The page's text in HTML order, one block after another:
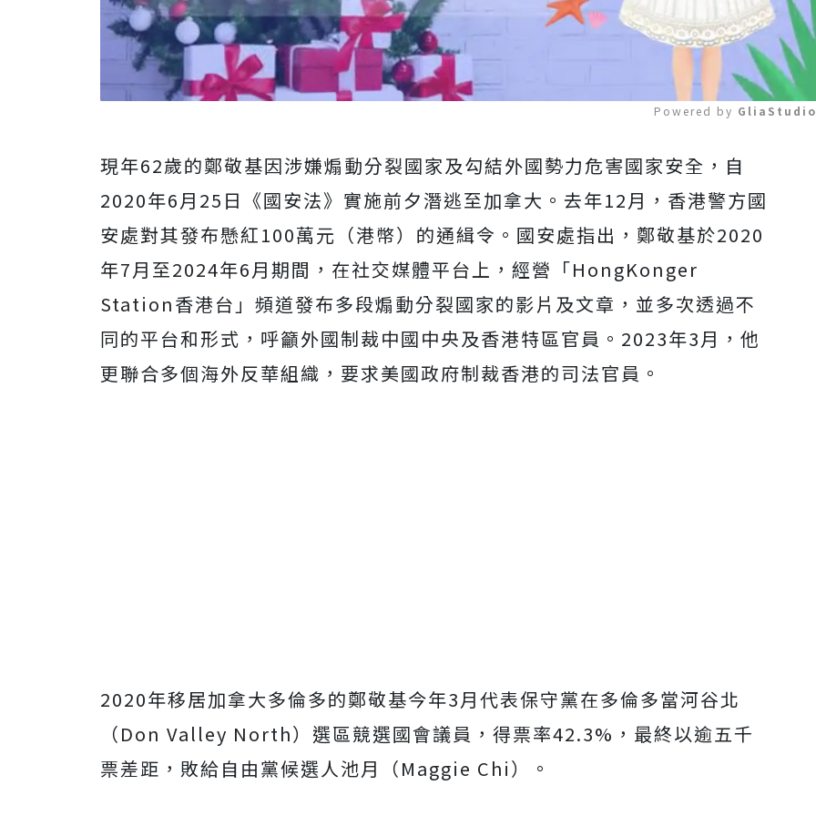
Mute
Powered by
現年62歲的鄭敬基因涉嫌煽動分裂國家及勾結外國勢力危害國家安全，自
2020年6月25日《國安法》實施前夕潛逃至加拿大。去年12月，香港警方國
安處對其發布懸紅100萬元（港幣）的通緝令。國安處指出，鄭敬基於2020
年7月至2024年6月期間，在社交媒體平台上，經營「HongKonger
Station香港台」頻道發布多段煽動分裂國家的影片及文章，並多次透過不
同的平台和形式，呼籲外國制裁中國中央及香港特區官員。2023年3月，他
更聯合多個海外反華組織，要求美國政府制裁香港的司法官員。
2020年移居加拿大多倫多的鄭敬基今年3月代表保守黨在多倫多當河谷北
（Don Valley North）選區競選國會議員，得票率42.3%，最終以逾五千
票差距， 敗給自由黨候選人池月（Maggie Chi）。